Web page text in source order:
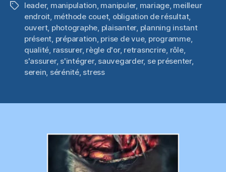
Étiquettes
leader, manipulation, manipuler, mariage, meilleur
endroit, méthode couet, obligation de résultat,
ouvert, photographe, plaisanter, planning instant
présent, préparation, prise de vue, programme,
qualité, rassurer, règle d'or, retrasncrire, rôle,
s'assurer, s'intégrer, sauvegarder, se présenter,
serein, sérénité, stress